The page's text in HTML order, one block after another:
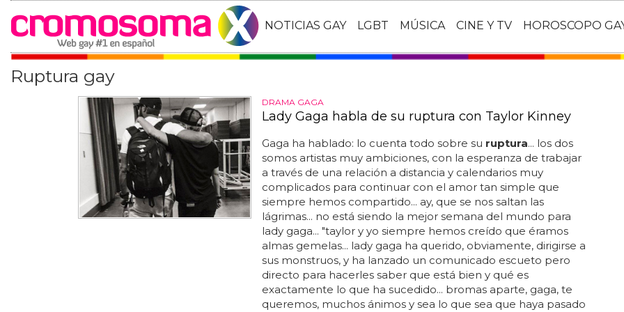
NOTICIAS GAY LGBT MÚSICA CINE Y TV HOROSCOPO
Ruptura gay
DRAMA GAGA
Lady Gaga habla de su ruptura con Taylor Kinney
Gaga ha hablado: lo cuenta todo sobre su ruptura... los dos
somos artistas muy ambiciones, con la esperanza de trabajar
a través de una relación a distancia y calendarios muy
complicados para continuar con el amor tan simple que
siempre hemos compartido... ay, que se nos saltan las
lágrimas... no está siendo la mejor semana del mundo para
lady gaga... "taylor y yo siempre hemos creído que éramos
almas gemelas... lady gaga ha querido, obviamente, dirigirse a
sus monstruos, y ha lanzado un comunicado escueto pero
directo para hacerles saber que está bien y qué es
exactamente lo que ha sucedido... bromas aparte, gaga, te
queremos, muchos ánimos y sea lo que sea que haya pasado